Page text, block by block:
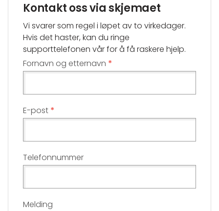
Kontakt oss via skjemaet
Vi svarer som regel i løpet av to virkedager.
Hvis det haster, kan du ringe
supporttelefonen vår for å få raskere hjelp.
Fornavn og etternavn
E-post
Telefonnummer
Melding